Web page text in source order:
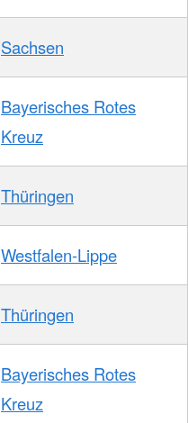
Sachsen
Bayerisches Rotes
Kreuz
Thüringen
Westfalen-Lippe
Thüringen
Bayerisches Rotes
Kreuz